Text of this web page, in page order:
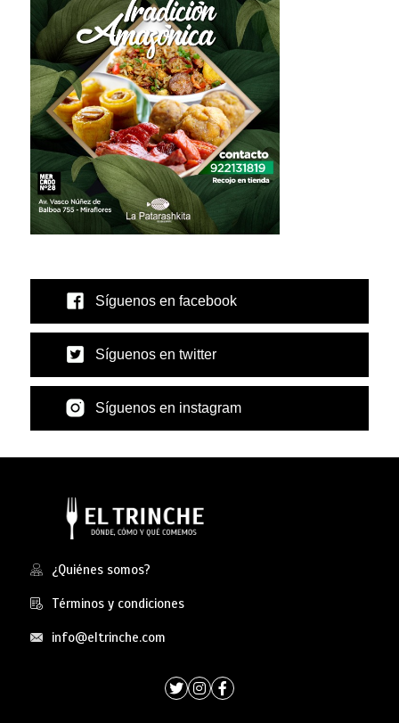
Síguenos en facebook
Síguenos en twitter
Síguenos en instagram
¿Quiénes somos?
Términos y condiciones
info@eltrinche.com